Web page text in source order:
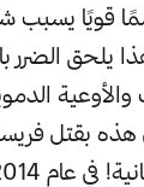
قويًا يسبب
يلحق الضرر
والأوعية